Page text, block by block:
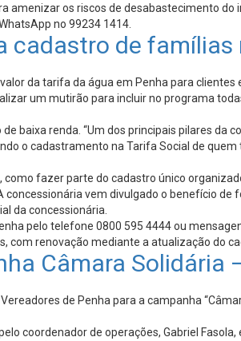
os riscos de desabastecimento
no 99234 1414.
cadastro de famílias
da tarifa da água em Penha para
um mutirão para incluir no programa
baixa renda. “Um dos principais pilares da
o cadastramento na Tarifa Social de
fazer parte do cadastro único
vem divulgado o benefício
da concessionária.
pelo telefone 0800 595 4444 ou
com renovação mediante a atualização do
Câmara Solidária
de Penha para a campanha
coordenador de operações, Gabriel